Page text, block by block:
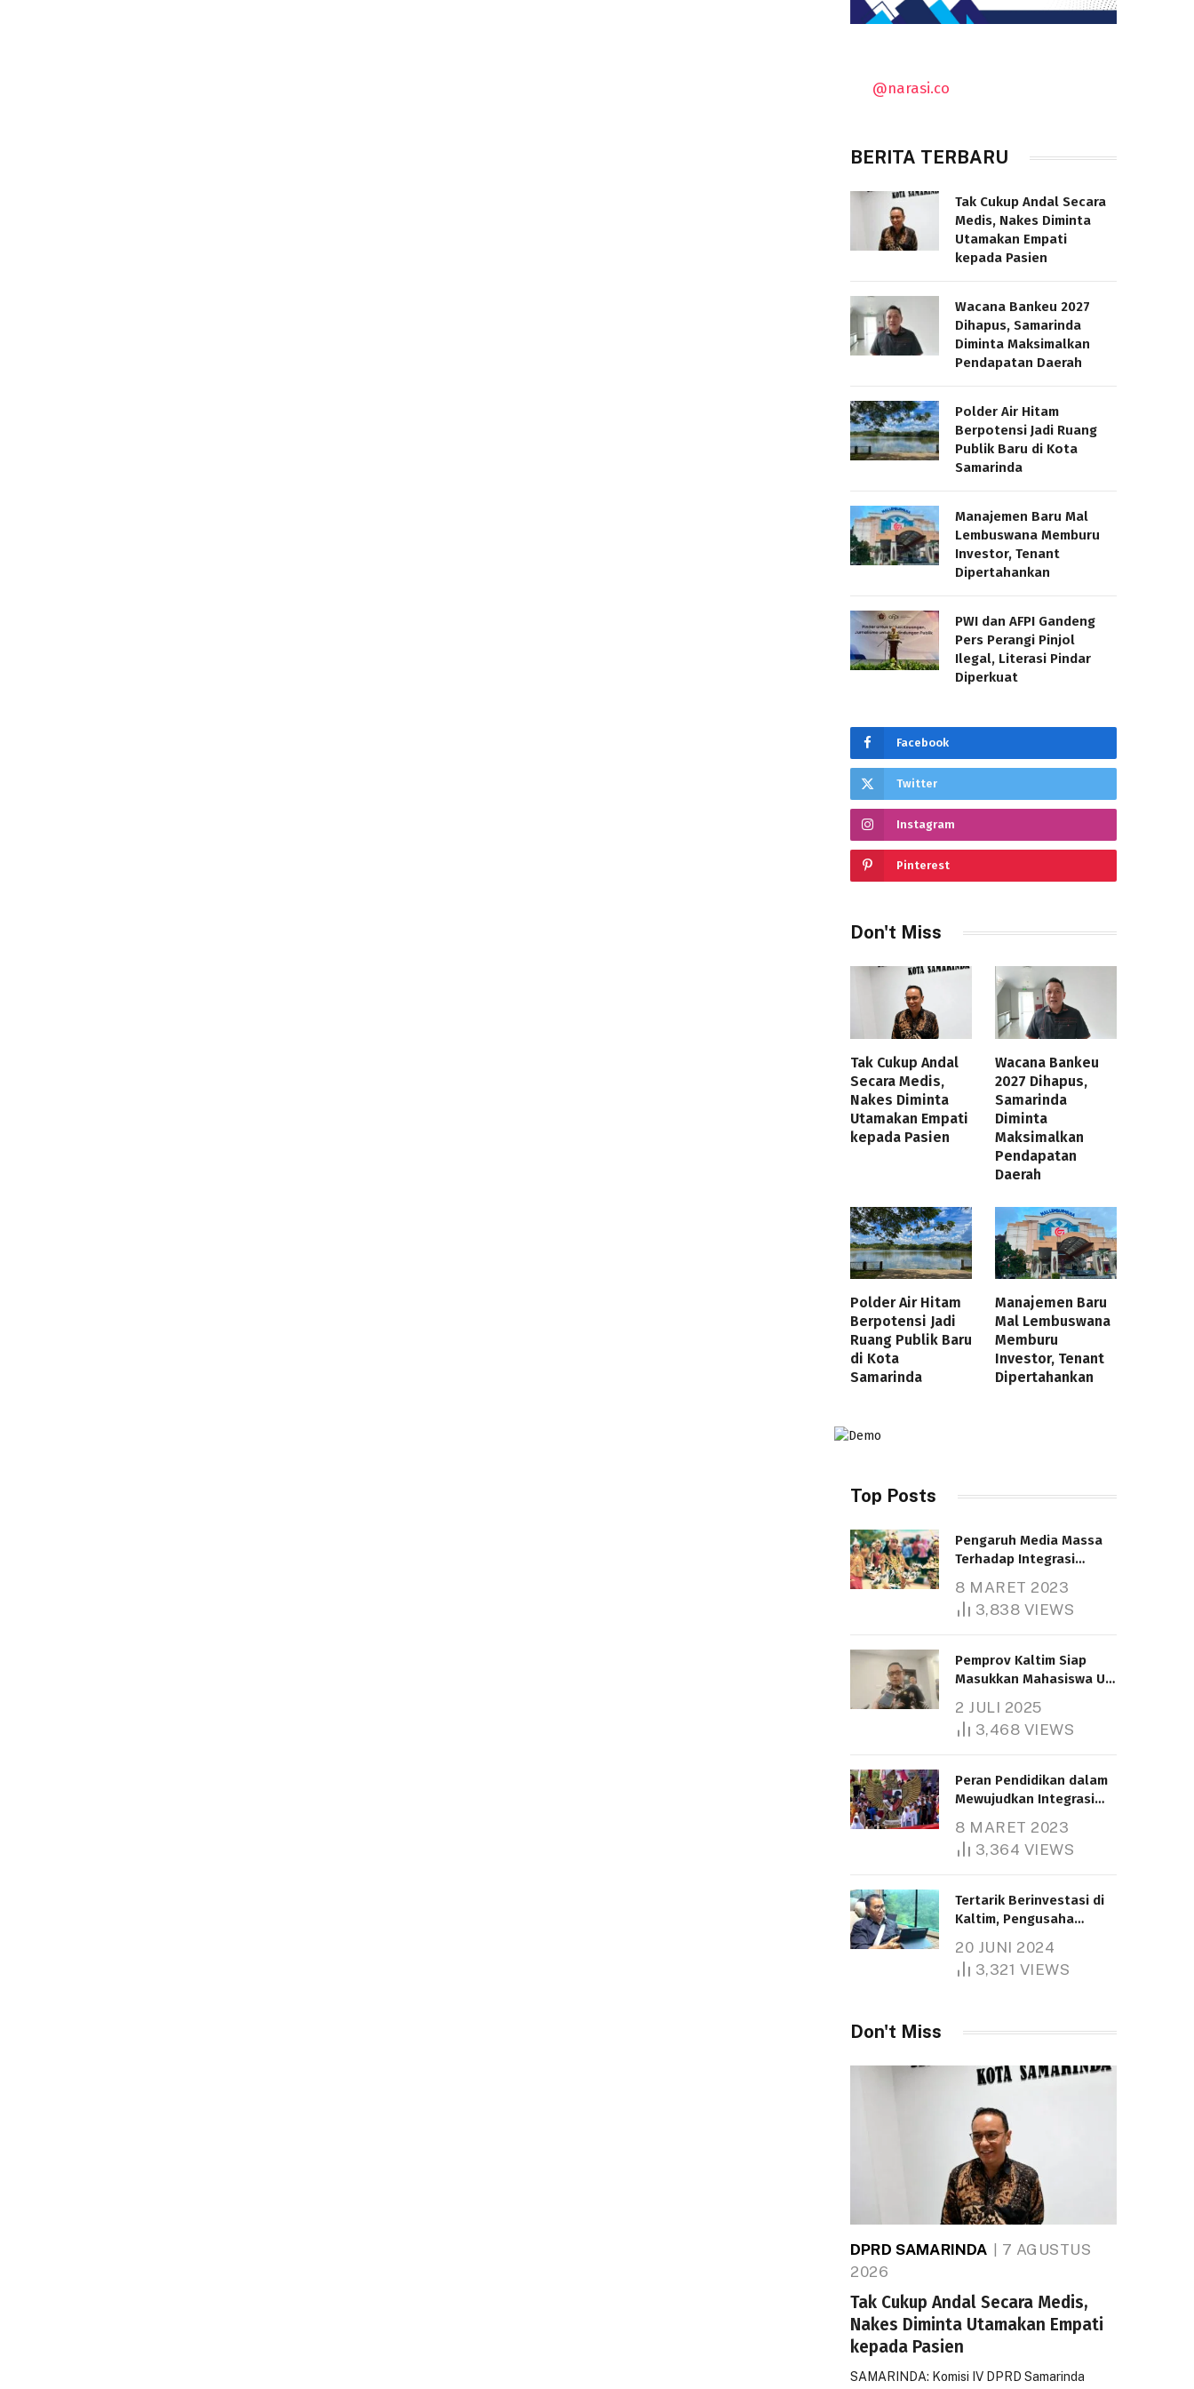
@narasi.co
BERITA TERBARU
Tak Cukup Andal Secara
Medis, Nakes Diminta
Utamakan Empati
kepada Pasien
Wacana Bankeu 2027
Dihapus, Samarinda
Diminta Maksimalkan
Pendapatan Daerah
Polder Air Hitam
Berpotensi Jadi Ruang
Publik Baru di Kota
Samarinda
Manajemen Baru Mal
Lembuswana Memburu
Investor, Tenant
Dipertahankan
PWI dan AFPI Gandeng
Pers Perangi Pinjol
Ilegal, Literasi Pindar
Diperkuat
Facebook
Twitter
Instagram
Pinterest
Don't Miss
Tak Cukup Andal
Secara Medis,
Nakes Diminta
Utamakan Empati
kepada Pasien
Wacana Bankeu
2027 Dihapus,
Samarinda
Diminta
Maksimalkan
Pendapatan
Daerah
Polder Air Hitam
Berpotensi Jadi
Ruang Publik Baru
di Kota
Samarinda
Manajemen Baru
Mal Lembuswana
Memburu
Investor, Tenant
Dipertahankan
Top Posts
Pengaruh Media Massa
Terhadap Integrasi
8 MARET 2023
3,838 VIEWS
Pemprov Kaltim Siap
Masukkan Mahasiswa UT
Bantuan Pendidikan
Gratispol
2 JULI 2025
3,468 VIEWS
Peran Pendidikan dalam
Mewujudkan Integrasi
8 MARET 2023
3,364 VIEWS
Tertarik Berinvestasi di
Kaltim, Pengusaha
1.000 Hektare
20 JUNI 2024
3,321 VIEWS
Don't Miss
DPRD SAMARINDA
7 AGUSTUS
2026
Tak Cukup Andal Secara Medis,
Nakes Diminta Utamakan Empati
kepada Pasien
SAMARINDA: Komisi IV DPRD Samarinda